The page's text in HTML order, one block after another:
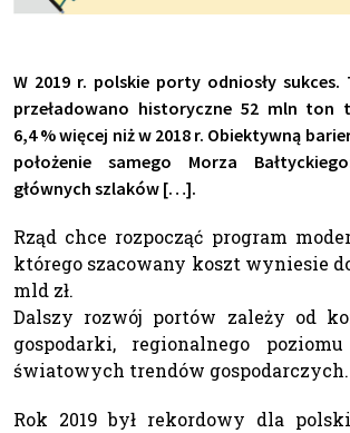
W 2019 r. polskie porty odniosły sukces.
przeładowano historyczne 52 mln ton
6,4 % więcej niż w 2018 r. Obiektywną
położenie samego Morza
głównych szlaków […].
Rząd chce rozpocząć program
którego szacowany koszt wyniesie
mld zł.
Dalszy rozwój portów zależy od
gospodarki, regionalnego
światowych trendów gospodarczych.
Rok 2019 był rekordowy dla